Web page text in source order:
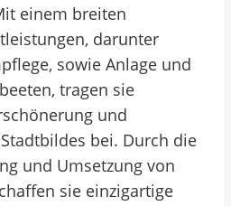
einem breiten
darunter
sowie Anlage und
tragen sie
und
bei. Durch die
und Umsetzung von
sie einzigartige